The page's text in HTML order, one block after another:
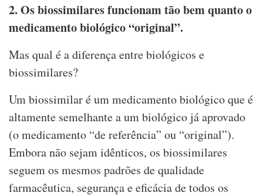
2. Os biossimilares funcionam tão bem quanto o
medicamento biológico “original”.
Mas qual é a diferença entre biológicos e
biossimilares?
Um biossimilar é um medicamento biológico que é
altamente semelhante a um biológico já aprovado
(o medicamento “de referência” ou “original”).
Embora não sejam idênticos, os biossimilares
seguem os mesmos padrões de qualidade
farmacêutica, segurança e eficácia de todos os